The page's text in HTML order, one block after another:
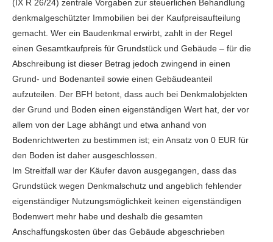
(IX R 26/24) zentrale Vorgaben zur steuerlichen Behandlung
denkmalgeschützter Immobilien bei der Kaufpreisaufteilung
gemacht. Wer ein Baudenkmal erwirbt, zahlt in der Regel
einen Gesamtkaufpreis für Grundstück und Gebäude – für die
Abschreibung ist dieser Betrag jedoch zwingend in einen
Grund- und Bodenanteil sowie einen Gebäudeanteil
aufzuteilen. Der BFH betont, dass auch bei Denkmalobjekten
der Grund und Boden einen eigenständigen Wert hat, der vor
allem von der Lage abhängt und etwa anhand von
Bodenrichtwerten zu bestimmen ist; ein Ansatz von 0 EUR für
den Boden ist daher ausgeschlossen.
Im Streitfall war der Käufer davon ausgegangen, dass das
Grundstück wegen Denkmalschutz und angeblich fehlender
eigenständiger Nutzungsmöglichkeit keinen eigenständigen
Bodenwert mehr habe und deshalb die gesamten
Anschaffungskosten über das Gebäude abgeschrieben